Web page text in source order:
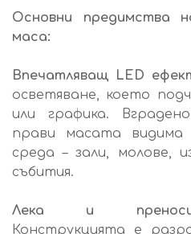
Основни предимства
маса:
Впечатляващ LED
осветяване, което
или графика.
прави масата
среда – зали, молове,
събития.
Лека и
Конструкцията е